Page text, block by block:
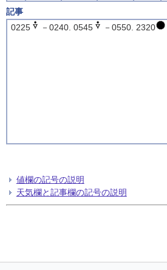
記事
0225
－0240. 0545 －0550. 2320
値欄の記号の説明
天気欄と記事欄の記号の説明